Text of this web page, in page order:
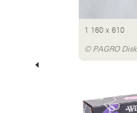
1 160 x 610
© PAGRO